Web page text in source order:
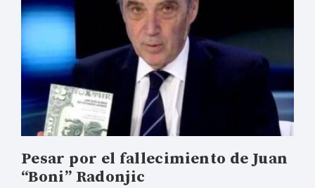
Pesar por el fallecimiento de Juan
“Boni” Radonjic